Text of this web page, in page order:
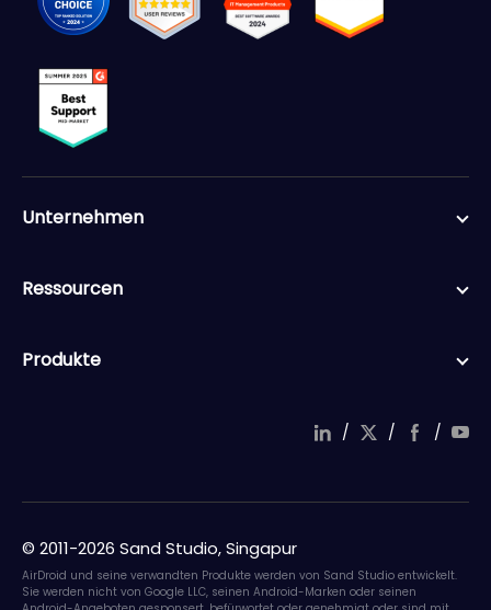
Unternehmen
Ressourcen
Produkte
/ / /
© 2011-2026 Sand Studio, Singapur
AirDroid und seine verwandten Produkte werden von Sand Studio entwickelt.
Sie werden nicht von Google LLC, seinen Android-Marken oder seinen